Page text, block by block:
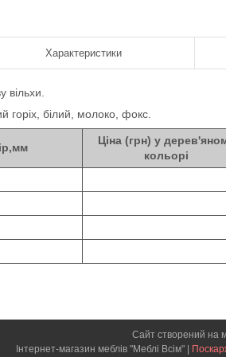
Характеристики
горіх, білий, молоко, фокс.
Ціна (грн) у
кольорі
Сайт створений на